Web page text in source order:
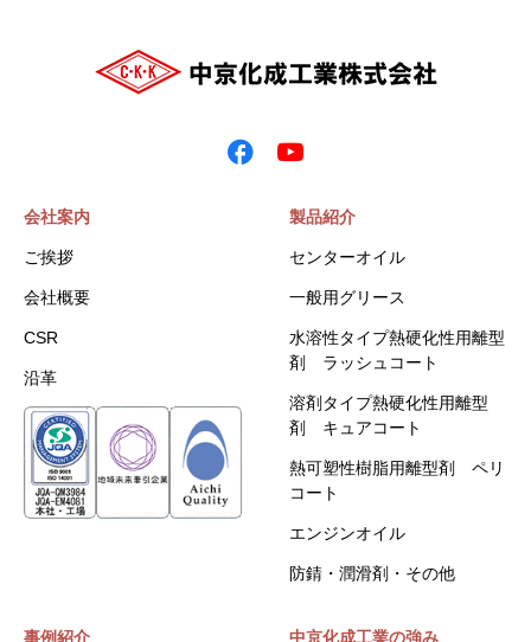
会社案内
ご挨拶
会社概要
CSR
沿革
製品紹介
センターオイル
一般用グリース
水溶性タイプ熱硬化性用離型
剤 ラッシュコート
溶剤タイプ熱硬化性用離型
剤 キュアコート
熱可塑性樹脂用離型剤 ペリ
コート
エンジンオイル
防錆・潤滑剤・その他
事例紹介 中京化成工業の強み